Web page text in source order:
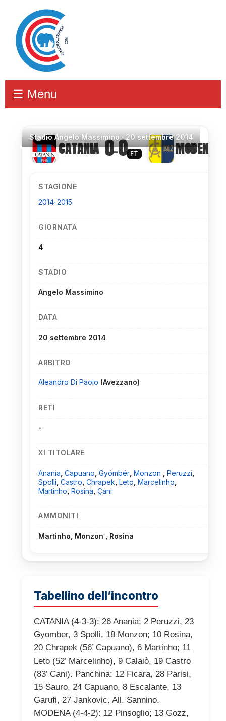
☰ Menu
StadioAngelo Massimino ·20 settembre 2014
CATANIA 0–0 FT MODENA
STAGIONE
2014-2015
GIORNATA
4
STADIO
Angelo Massimino
DATA
20 settembre 2014
ARBITRO
Aleandro Di Paolo (Avezzano)
RETI
-
XI TITOLARE
Anania Capuano Gyömbér Monzon Peruzzi
Spolli Castro Chrapek Leto Marcelinho
Martinho Rosina Çani
AMMONITI
Martinho, Monzon , Rosina
Tabellino dell’incontro
CATANIA (4-3-3): 26 Anania; 2 Peruzzi, 23
Gyomber, 3 Spolli, 18 Monzon; 10 Rosina,
20 Chrapek (56’ Capuano), 6 Martinho; 11
Leto (52’ Marcelinho), 9 Calaiò, 19 Castro
(83’ Cani). Panchina: 12 Ficara, 28 Parisi,
15 Sauro, 24 Capuano, 8 Escalante, 13
Garufi, 27 Jankovic. All. Sannino.
MODENA (4-4-2): 12 Pinsoglio; 13 Gozz,